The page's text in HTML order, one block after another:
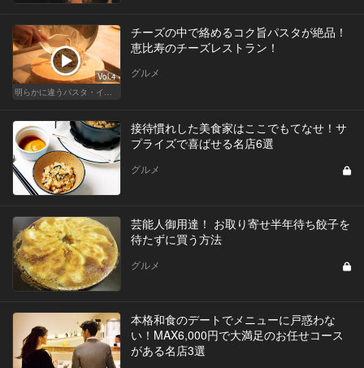
Vol.4
チーズの中で絡めるコク旨パスタが絶品！
恵比寿のチーズレストラン！
グルメ
接待慣れした美食家はここでもてなせ！サ
プライズで喜ばせる名店6選
グルメ
芸能人御用達！ お取り寄せ半年待ち餃子を
待たずに買う方法
グルメ
本格和食のデートでメニューに戸惑わな
い！MAX6,000円で大満足のお任せコース
がある名店3選